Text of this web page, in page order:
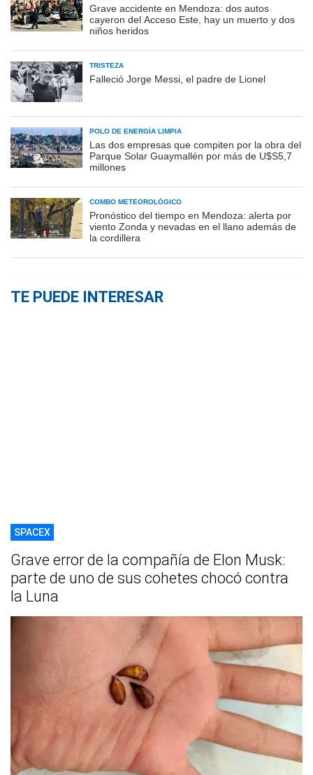
Grave accidente en Mendoza: dos autos
cayeron del Acceso Este, hay un muerto y dos
niños heridos
TRISTEZA
Falleció Jorge Messi, el padre de Lionel
POLO DE ENERGÍA LIMPIA
Las dos empresas que compiten por la obra del
Parque Solar Guaymallén por más de U$S5,7
millones
COMBO METEOROLÓGICO
Pronóstico del tiempo en Mendoza: alerta por
viento Zonda y nevadas en el llano además de
la cordillera
TE PUEDE INTERESAR
SPACEX
Grave error de la compañía de Elon Musk:
parte de uno de sus cohetes chocó contra
la Luna